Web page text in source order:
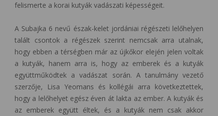
felismerte a korai kutyák vadászati képességeit.
A Subajka 6 nevű észak-kelet jordániai régészeti lelőhelyen
talált csontok a régészek szerint nemcsak arra utalnak,
hogy ebben a térségben már az újkőkor elején jelen voltak
a kutyák, hanem arra is, hogy az emberek és a kutyák
együttműködtek a vadászat során. A tanulmány vezető
szerzője, Lisa Yeomans és kollégái arra következtettek,
hogy a lelőhelyet egész éven át lakta az ember. A kutyák és
az emberek együtt éltek, és a kutyák nem csak akkor